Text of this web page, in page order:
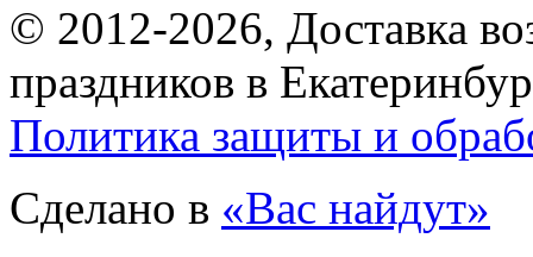
© 2012-2026, Доставка
праздников в
Политика защиты и
Сделано в «Вас найдут»